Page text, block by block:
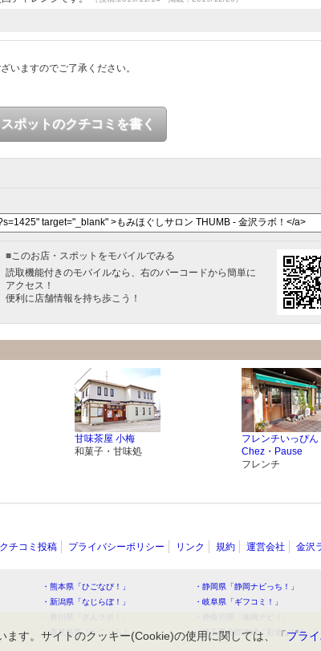
いますのでご了承ください。
ポットのクチコミを書く
■ このお店・スポットをモバイルでみる
読取機能付きのモバイルなら、右のバーコードから簡単に
アクセス！
便利に店舗情報を持ち歩こう！
甘味茶屋 小梅
和菓子・甘味処
フレンチいっぴん
Chez・Pause
フレンチ
クチコミ投稿 プライバシーポリシー リンク 規約 運営会社 金沢
・熊本県「ひごなび！」 ・静岡県「静岡ナビっち！」
・新潟県「なじらぼ！」 ・岐阜県「ギフコミ！」
・鹿児島県「かごぶら！」 ・埼玉県北部地域「彩北なび！」
す。サイトのクッキー(Cookie)の使用に関しては、「プラ